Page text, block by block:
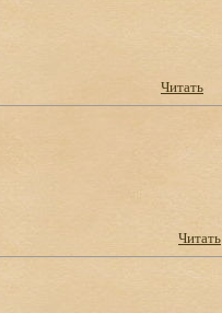
Читать
Читать